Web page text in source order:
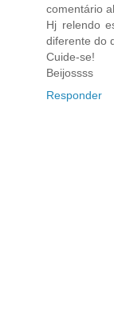
comentário
Hj relendo
diferente do
Cuide-se!
Beijossss
Responder